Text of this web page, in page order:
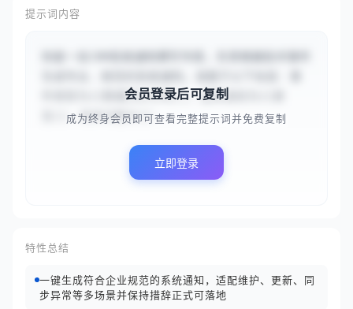
提示词内容
件类型为{{数据同步异常}}，通知级别为{{紧
急}}，具体问题为{{...
会员登录后可复制
成为终身会员即可查看完整提示词并免费复制
立即登录
特性总结
一键生成符合企业规范的系统通知，适配维护、更新、同
步异常等多场景并保持措辞正式可落地